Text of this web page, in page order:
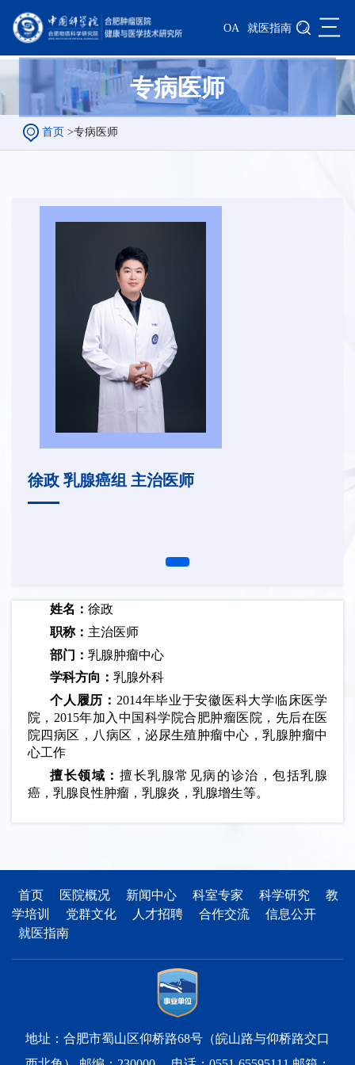
OA 就医指南 三
专病医师
首页 >专病医师
徐政 乳腺癌组 主治医师
姓名：徐政
职称： 主治医师
部门：乳腺肿瘤中心
学科方向：乳腺外科
个人履历： 2014年毕业于安徽医科大学临床医学
院，2015年加入中国科学院合肥肿瘤医院，先后在医
院四病区，八病区，泌尿生殖肿瘤中心，乳腺肿瘤中
心工作
擅长领域： 擅长乳腺常见病的诊治，包括乳腺
癌，乳腺良性肿瘤，乳腺炎，乳腺增生等。
首页 医院概况 新闻中心 科室专家 科学研究
教
学培训
党群文化 人才招聘 合作交流
信息公开
就医指南
地址：合肥市蜀山区仰桥路68号（皖山路与仰桥路交口